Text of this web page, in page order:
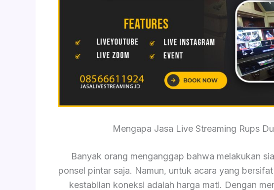
Mengapa Jasa Live Streaming Rups
Banyak orang menganggap bahwa melakukan
ponsel pintar saja. Namun, untuk acara yang
kestabilan koneksi adalah harga mati. Dengan